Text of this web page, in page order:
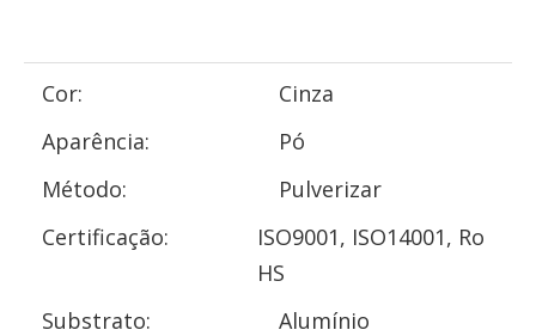
Cor:
Cinza
Aparência:
Pó
Método:
Pulverizar
Certificação:
ISO9001, ISO14001, Ro
HS
Substrato:
Alumínio